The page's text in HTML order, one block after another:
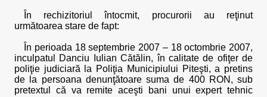
În rechizitoriul întocmit, procurorii au reţinut
următoarea stare de fapt:
În perioada 18 septembrie 2007 – 18 octombrie 2007,
inculpatul Danciu Iulian Cătălin, în calitate de ofiţer de
poliţie judiciară la Poliţia Municipiului Piteşti, a pretins
de la persoana denunţătoare suma de 400 RON, sub
pretextul că va remite aceşti bani unui expert tehnic